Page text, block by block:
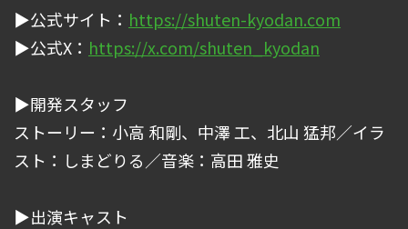
▶︎公式サイト： https://shuten-kyodan.com
▶︎公式X： https://x.com/shuten_kyodan
▶︎開発スタッフ
ストーリー：小高 和剛、中澤 工、北山 猛邦／イラ
スト：しまどりる／音楽：高田 雅史
▶︎出演キャスト